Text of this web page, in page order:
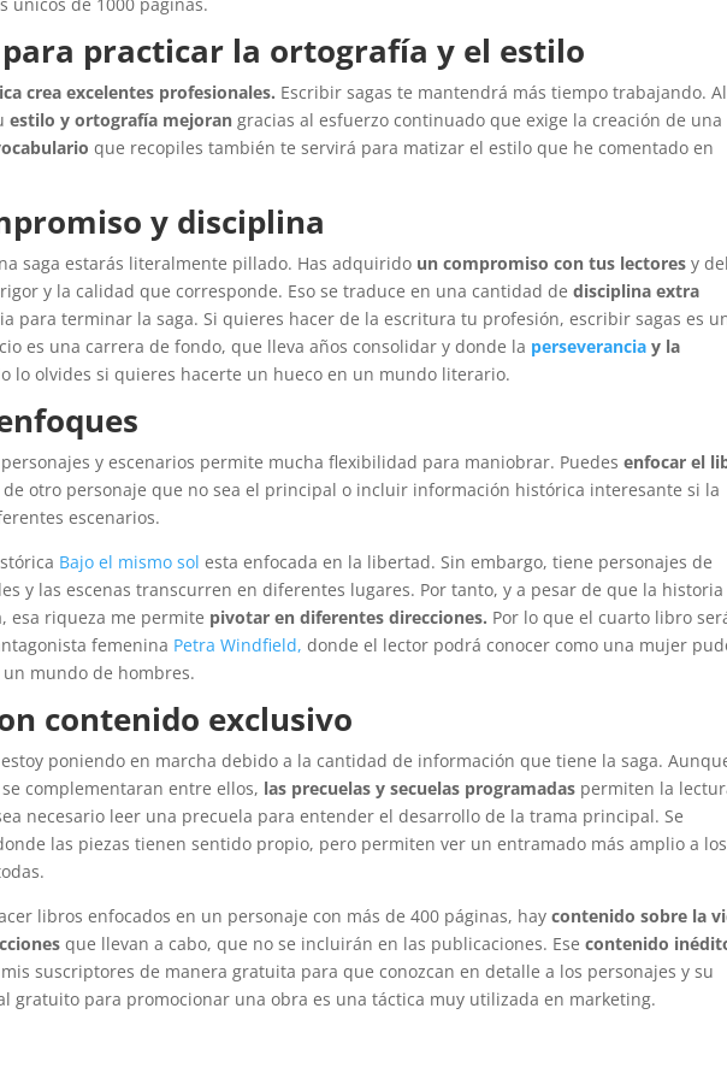
practicar la ortografía y el estilo
crea excelentes profesionales. Escribir sagas te mantendrá más tiempo trabajando. Al
estilo y ortografía mejoran gracias al esfuerzo continuado que exige la creación de una
que recopiles también te servirá para matizar el estilo que he comentado en
y disciplina
saga estarás literalmente pillado. Has adquirido un compromiso con tus lectores y
y la calidad que corresponde. Eso se traduce en una cantidad dedisciplina extra
para terminar la saga. Si quieres hacer de la escritura tu profesión, escribir sagas es
es una carrera de fondo, que lleva años consolidar y donde la perseverancia y la
lo olvides si quieres hacerte un hueco en un mundo literario.
y escenarios permite mucha flexibilidad para maniobrar. Puedes enfocar el
otro personaje que no sea el principal o incluir información histórica interesante si la
escenarios.
Bajo el mismo sol esta enfocada en la libertad. Sin embargo, tiene personajes de
y las escenas transcurren en diferentes lugares. Por tanto, y a pesar de que la historia
esa riqueza me permite pivotar en diferentes direcciones. Por lo que el cuarto libro
femenina Petra Windfield, donde el lector podrá conocer como una mujer
mundo de hombres.
contenido exclusivo
poniendo en marcha debido a la cantidad de información que tiene la saga.
complementaran entre ellos, las precuelas y secuelas programadas permiten la
necesario leer una precuela para entender el desarrollo de la trama principal. Se
las piezas tienen sentido propio, pero permiten ver un entramado más amplio a los
libros enfocados en un personaje con más de 400 páginas, haycontenido sobre la
que llevan a cabo, que no se incluirán en las publicaciones. Esecontenido
suscriptores de manera gratuita para que conozcan en detalle a los personajes y su
gratuito para promocionar una obra es una táctica muy utilizada en marketing.